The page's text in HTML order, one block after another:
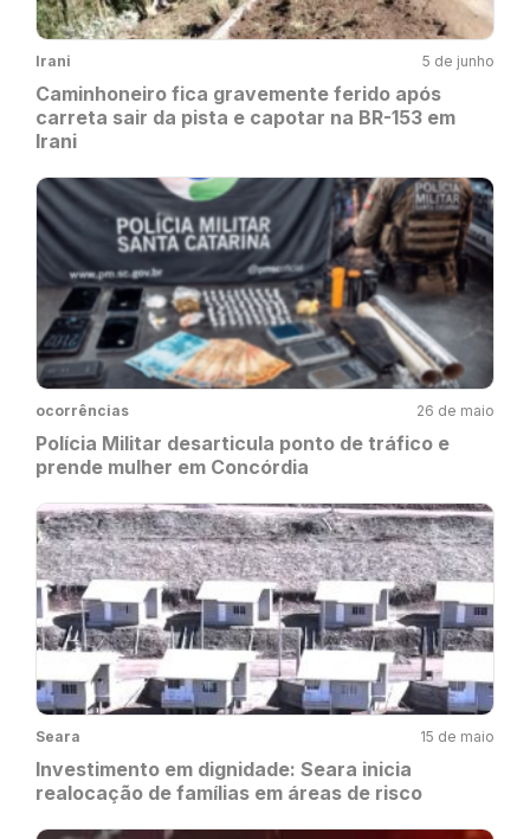
Irani 5 de junho
Caminhoneiro fica gravemente ferido após
carreta sair da pista e capotar na BR-153 em
Irani
ocorrências 26 de maio
Polícia Militar desarticula ponto de tráfico e
prende mulher em Concórdia
Seara 15 de maio
Investimento em dignidade: Seara inicia
realocação de famílias em áreas de risco